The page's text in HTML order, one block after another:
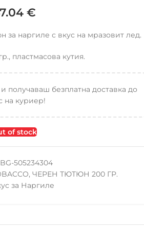
€
за наргиле с вкус на мразовит лед.
пластмасова кутия.
получаваш безплатна доставка до
на куриер!
of stock
505234304
, ЧЕРЕН ТЮТЮН 200 ГР.
за Наргиле